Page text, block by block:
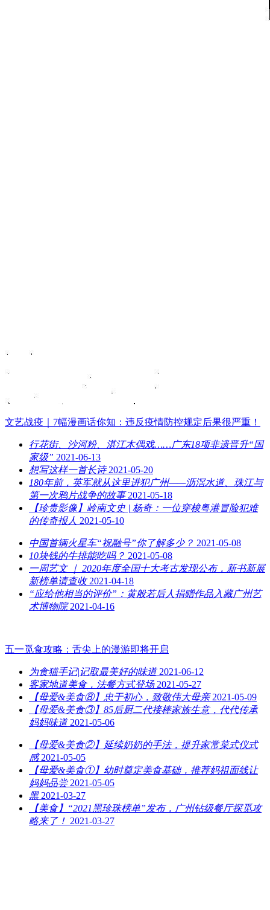
文艺战疫｜7幅漫画话你知：违反疫情防控规定后果很严重！
行花街、沙河粉、湛江木偶戏……广东18项非遗晋升“国
家级” 2021-06-13
想写这样一首长诗 2021-05-20
180年前，英军就从这里进犯广州——沥滘水道、珠江与
第一次鸦片战争的故事 2021-05-18
【珍贵影像】岭南文史 | 杨奇：一位穿梭粤港冒险犯难
的传奇报人 2021-05-10
中国首辆火星车“祝融号”你了解多少？ 2021-05-08
10块钱的牛排能吃吗？ 2021-05-08
一周艺文 ｜ 2020年度全国十大考古发现公布，新书新展
新榜单请查收 2021-04-18
“应给他相当的评价”：黄般若后人捐赠作品入藏广州艺
术博物院 2021-04-16
五一觅食攻略：舌尖上的漫游即将开启
为食猫手记|记取最美好的味道 2021-06-12
客家地道美食，法餐方式登场 2021-05-27
【母爱&美食⑧】忠于初心，致敬伟大母亲 2021-05-09
【母爱&美食③】85后厨二代接棒家族生意，代代传承
妈妈味道 2021-05-06
【母爱&美食②】延续奶奶的手法，提升家常菜式仪式
感 2021-05-05
【母爱&美食①】幼时奠定美食基础，推荐妈祖面线让
妈妈品尝 2021-05-05
黑 2021-03-27
【美食】“2021黑珍珠榜单”发布，广州钻级餐厅探觅攻
略来了！ 2021-03-27